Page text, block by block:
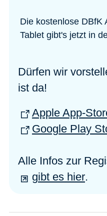
Die kostenlose DBfK
Tablet gibt's jetzt in
Dürfen wir
ist da!
Apple App-
Google Play
Alle Infos zur
gibt es hier.